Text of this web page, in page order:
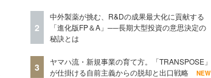
2
中外製薬が挑む、R&Dの成果最大化に貢献する
「進化版FP＆A」──長期大型投資の意思決定の
秘訣とは
3
ヤマハ流・新規事業の育て方。「TRANSPOSE」
が仕掛ける自前主義からの脱却と出口戦略
NEW